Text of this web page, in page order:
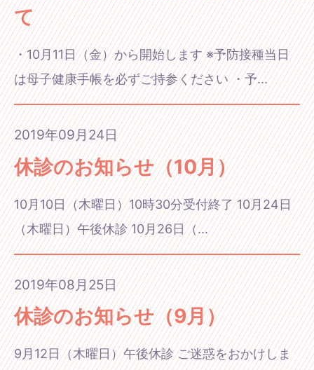
て
・10月11日（金）から開始します ※予防接種当日
は母子健康手帳を必ずご持参ください ・予...
2019年09月24日
休診のお知らせ（10月）
10月10日（木曜日）10時30分受付終了 10月24日
（木曜日）午後休診 10月26日（...
2019年08月25日
休診のお知らせ（9月）
9月12日（木曜日）午後休診 ご迷惑をおかけしま